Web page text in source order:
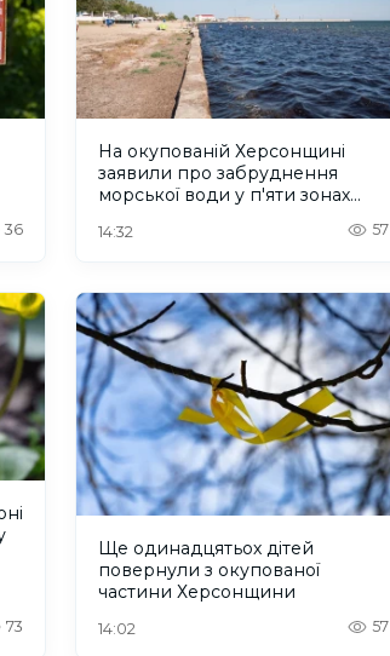
36
На окупованій Херсонщині
заявили про забруднення
морської води у п'яти зонах
14:32 57
73
Ще одинадцятьох дітей
повернули з окупованої
частини Херсонщини
14:02 57